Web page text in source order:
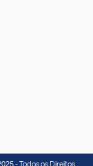
- Todos os Direitos